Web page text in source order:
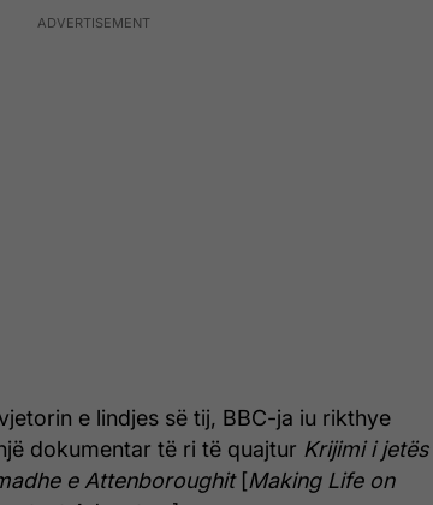
e lindjes së tij, BBC-ja iu rikthye
dokumentar të ri të quajtur Krijimi i jetës
e Attenboroughit [Making Life on